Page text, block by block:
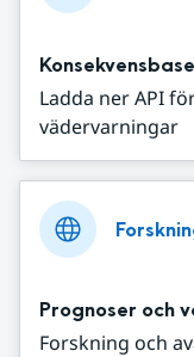
Ladda ner API
vädervarningar
Prognoser och
Forskning och